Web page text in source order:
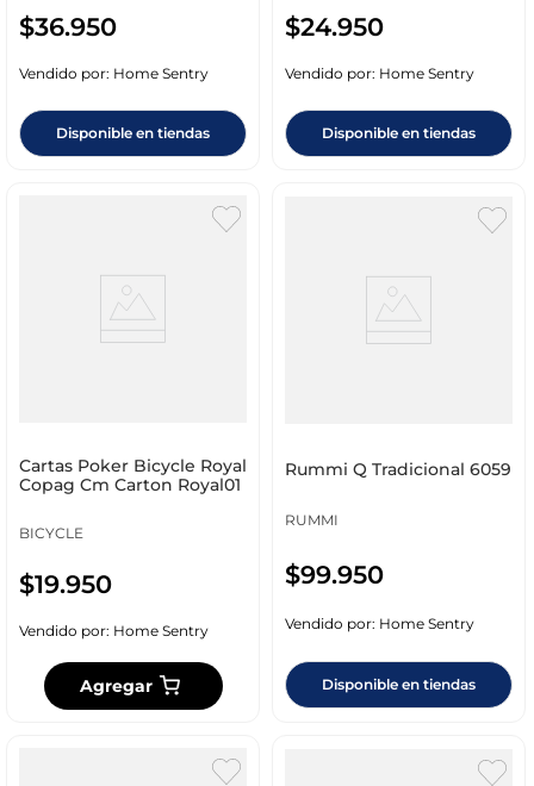
$36.950
Vendido por: Home Sentry
Disponible en tiendas
$24.950
Vendido por: Home Sentry
Disponible en tiendas
Cartas Poker Bicycle Royal
Copag Cm Carton Royal01
BICYCLE
$19.950
Vendido por: Home Sentry
Agregar
Rummi Q Tradicional 6059
RUMMI
$99.950
Vendido por: Home Sentry
Disponible en tiendas